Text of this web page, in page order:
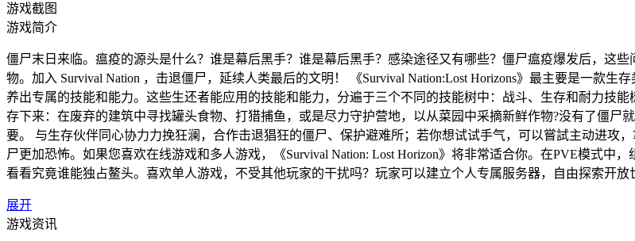
游戏截图
游戏简介
僵尸末日来临。瘟疫的源头是什么？谁是幕后黑手？谁是幕后黑手？感染途径又有哪些？僵尸瘟疫爆发后，这
物。加入 Survival Nation ，击退僵尸，延续人类最后的文明！ 《Survival Nation:Lost Horizons》最主要是一款
养出专属的技能和能力。这些生还者能应用的技能和能力，分遍于三个不同的技能树中：战斗、生存和耐力技
存下来：在废弃的建筑中寻找罐头食物、打猎捕鱼，或是尽力守护营地，以从菜园中采摘新鲜作物?没有了僵
要。 与生存伙伴同心协力力挽狂澜，合作击退猖狂的僵尸、保护避难所；若你想试试手气，可以嘗試主动进攻
尸更加恐怖。如果您喜欢在线游戏和多人游戏，《Survival Nation: Lost Horizon》将非常适合你。在PVE模式中
看看究竟谁能独占鳌头。喜欢单人游戏，不受其他玩家的干扰吗？玩家可以建立个人专属服务器，自由探索开放
展开
游戏资讯